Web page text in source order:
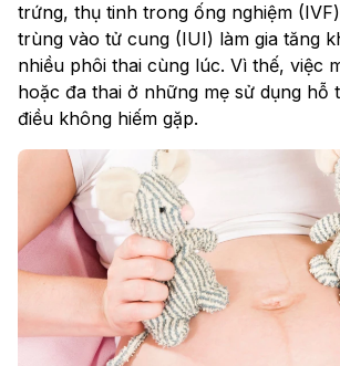
trứng, thụ tinh trong ống nghiệm
trùng vào tử cung (IUI) làm gia tăng
nhiều phôi thai cùng lúc. Vì thế, việc
hoặc đa thai ở những mẹ sử dụng hỗ
điều không hiếm gặp.